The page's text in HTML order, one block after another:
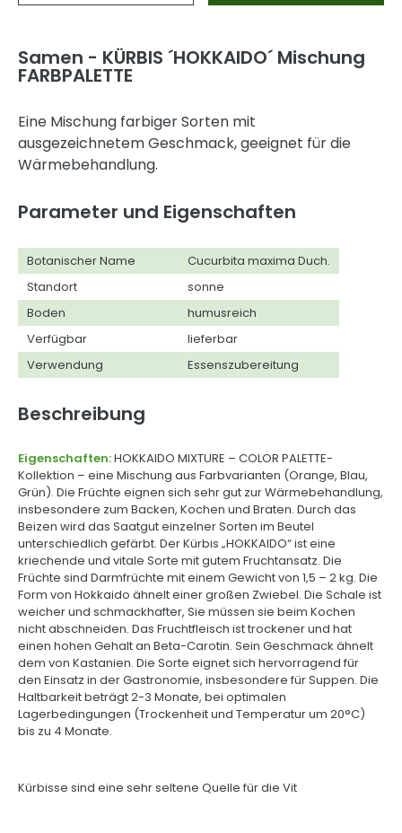
Samen - KÜRBIS ´HOKKAIDO´ Mischung
FARBPALETTE
Eine Mischung farbiger Sorten mit
ausgezeichnetem Geschmack, geeignet für die
Wärmebehandlung.
Parameter und Eigenschaften
Botanischer Name
Cucurbita maxima Duch.
Standort
sonne
Boden
humusreich
Verfügbar
lieferbar
Verwendung
Essenszubereitung
Beschreibung
Eigenschaften:HOKKAIDO MIXTURE – COLOR PALETTE-
Kollektion – eine Mischung aus Farbvarianten (Orange, Blau,
Grün). Die Früchte eignen sich sehr gut zur Wärmebehandlung,
insbesondere zum Backen, Kochen und Braten. Durch das
Beizen wird das Saatgut einzelner Sorten im Beutel
unterschiedlich gefärbt. Der Kürbis „HOKKAIDO“ ist eine
kriechende und vitale Sorte mit gutem Fruchtansatz. Die
Früchte sind Darmfrüchte mit einem Gewicht von 1,5 – 2 kg. Die
Form von Hokkaido ähnelt einer großen Zwiebel. Die Schale ist
weicher und schmackhafter, Sie müssen sie beim Kochen
nicht abschneiden. Das Fruchtfleisch ist trockener und hat
einen hohen Gehalt an Beta-Carotin. Sein Geschmack ähnelt
dem von Kastanien. Die Sorte eignet sich hervorragend für
den Einsatz in der Gastronomie, insbesondere für Suppen. Die
Haltbarkeit beträgt 2-3 Monate, bei optimalen
Lagerbedingungen (Trockenheit und Temperatur um 20°C)
bis zu 4 Monate.
Kürbisse sind eine sehr seltene Quelle für die Vit